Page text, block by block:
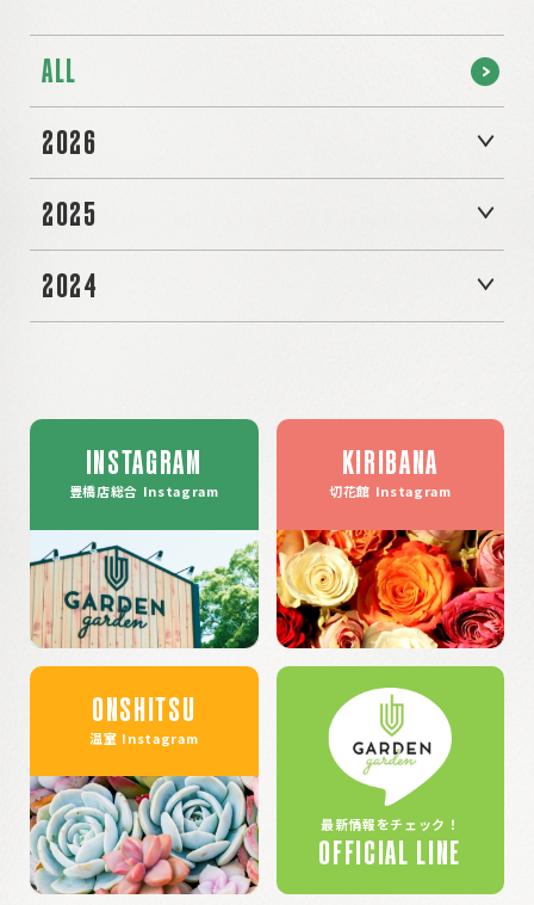
ALL
2026
2025
2024
INSTAGRAM
豊橋店総合 Instagram
KIRIBANA
切花館 Instagram
ONSHITSU
温室 Instagram
最新情報をチェック！
OFFICIAL LINE